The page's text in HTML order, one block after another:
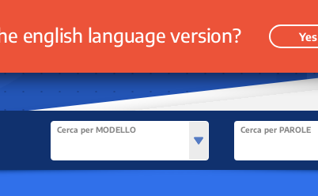
Cerca per MODELLO Cerca per PAROLE
english language version? Yes